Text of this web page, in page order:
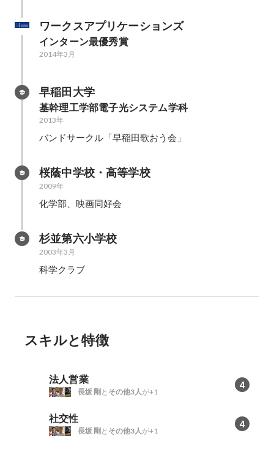
ワークスアプリケーションズ
インターン最優秀賞
2014年3月
早稲田大学
基幹理工学部電子光システム学科
2013年
バンドサークル「早稲田歌おう会」
桜蔭中学校・高等学校
2009年
化学部、映画同好会
杉並第六小学校
2003年3月
科学クラブ
スキルと特徴
法人営業 4
長坂 剛 と その他3人が+1
社交性 4
長坂 剛 と その他3人が+1